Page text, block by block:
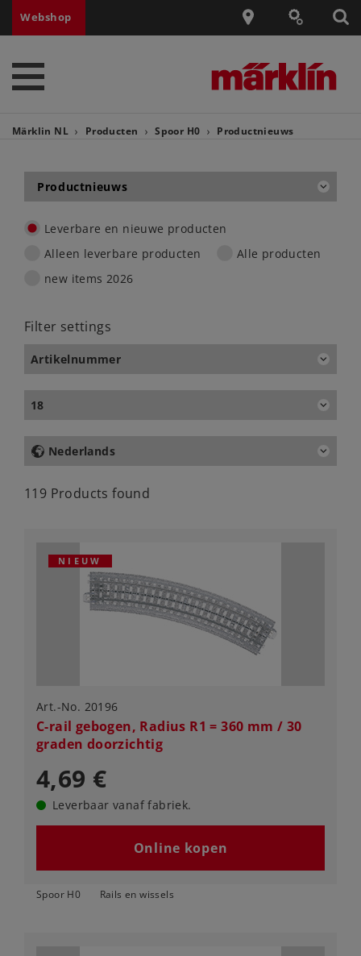
Webshop
Märklin NL Producten Spoor H0 Productnieuws
Productnieuws
Leverbare en nieuwe producten
Alleen leverbare producten
Alle producten
new items 2026
Filter settings
Artikelnummer
18
Nederlands
119 Products found
NIEUW
Art.-No. 20196
C-rail gebogen, Radius R1 = 360 mm / 30
graden doorzichtig
4,69 €
Leverbaar vanaf fabriek.
Online kopen
Spoor H0 Rails en wissels